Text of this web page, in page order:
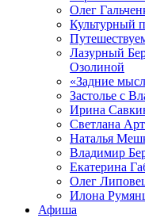
Олег
Культурный
Лазурный
Озолиной
«Задние
Застолье с
Ирина
Светлана
Наталья
Владимир
Екатерина
Олег
Илона
Афиша